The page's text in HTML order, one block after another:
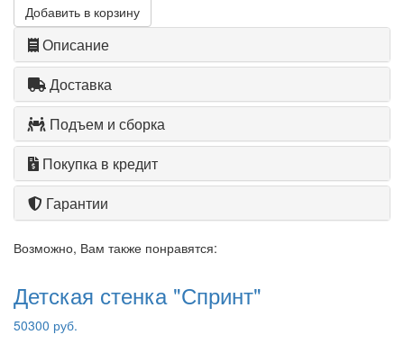
Добавить в корзину
Описание
Доставка
Подъем и сборка
Покупка в кредит
Гарантии
Возможно, Вам также понравятся:
Детская стенка "Спринт"
50300 руб.